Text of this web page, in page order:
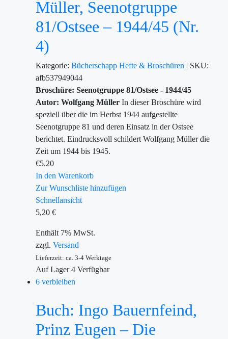
Müller, Seenotgruppe
81/Ostsee – 1944/45 (Nr.
4)
Kategorie: Bücherschapp Hefte & Broschüren | SKU:
afb537949044
Broschüre: Seenotgruppe 81/Ostsee - 1944/45
Autor: Wolfgang Müller In dieser Broschüre wird
speziell über die im Herbst 1944 aufgestellte
Seenotgruppe 81 und deren Einsatz in der Ostsee
berichtet. Eindrucksvoll schildert Wolfgang Müller die
Zeit um 1944 bis 1945.
€5.20
In den Warenkorb
Zur Wunschliste hinzufügen
Schnellansicht
5,20 €
Enthält 7% MwSt.
zzgl. Versand
Lieferzeit: ca. 3-4 Werktage
Auf Lager4 Verfügbar
6 verbleiben
Buch: Ingo Bauernfeind,
Prinz Eugen – Die